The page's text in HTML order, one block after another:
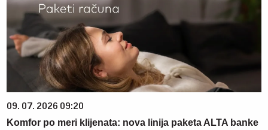
09. 07. 2026 09:20
Komfor po meri klijenata: nova linija paketa ALTA banke